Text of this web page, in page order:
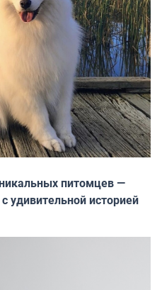
питомцев —
удивительной историей